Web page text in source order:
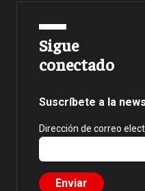
Sigue
conectado
Suscríbete a la
Dirección de correo